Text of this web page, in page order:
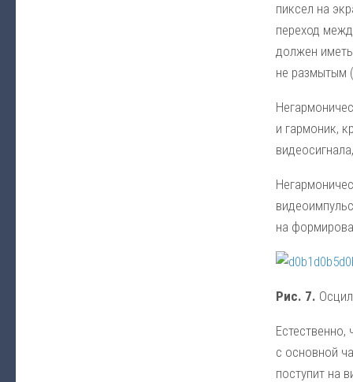
пиксел на
переход
должен
не размытым
и гармоник,
на
Рис. 7.
с основной
поступит на